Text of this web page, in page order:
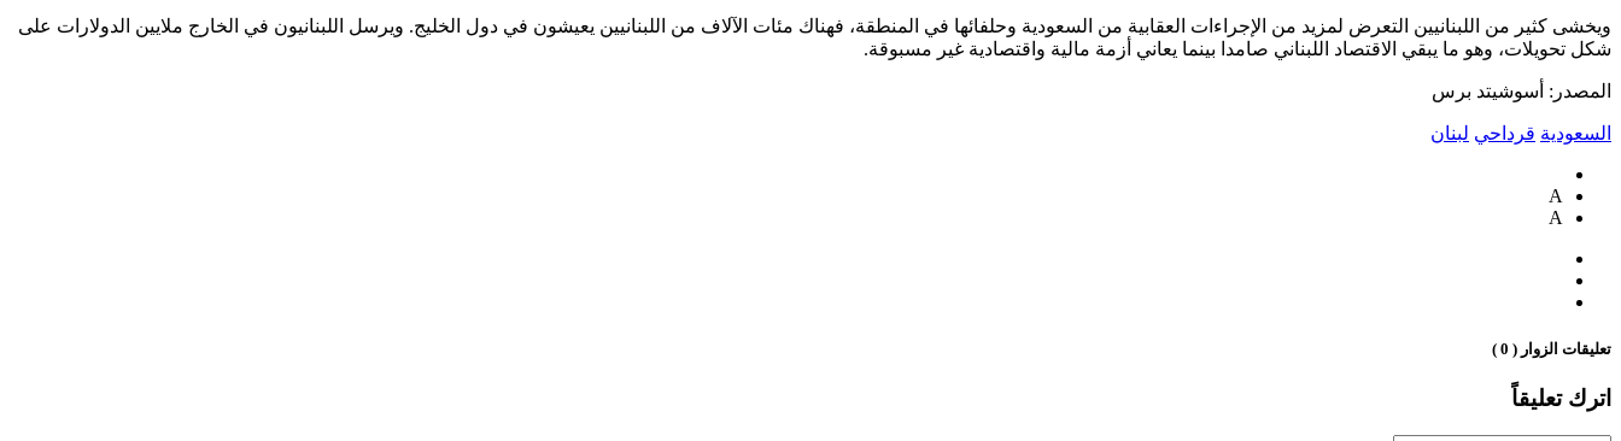
ويخشى كثير من اللبنانيين التعرض لمزيد من الإجراءات العقابية من السعودية وحلفائها في المنطقة، فهناك مئات الآلاف من اللبنانيين يعيشون في دول الخليج. ويرسل اللبنانيون في الخارج ملايين الدولارات على
شكل تحويلات، وهو ما يبقي الاقتصاد اللبناني صامدا بينما يعاني أزمة مالية واقتصادية غير مسبوقة.
المصدر: أسوشيتد برس
السعودية قرداحي لبنان
A
A
تعليقات الزوار ( 0 )
اترك تعليقاً